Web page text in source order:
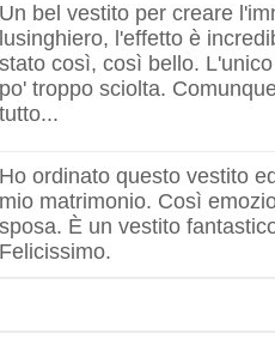
Un bel vestito per creare
lusinghiero, l'effetto è
stato così, così bello.
po' troppo sciolta.
tutto...
Ho ordinato questo vestito
mio matrimonio. Così
sposa. È un vestito
Felicissimo.